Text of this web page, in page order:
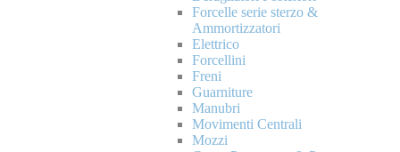
Forcelle serie sterzo &
Ammortizzatori
Elettrico
Forcellini
Freni
Guarniture
Manubri
Movimenti Centrali
Mozzi